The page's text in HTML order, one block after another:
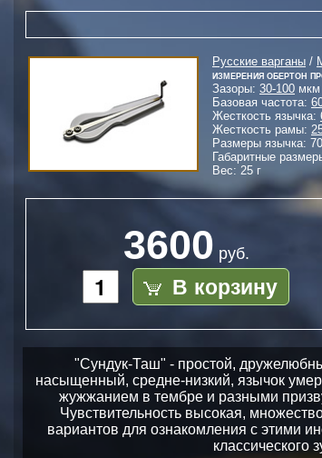
Русские варганы /
Измерения Обертон
Зазоры: 30-100 мкм
Базовая частота:
Жесткость язычка:
Жесткость рамы:
Размеры язычка: 70
Габаритные
Вес: 25 г
3600 руб.
В корзину
"Сундук-Таш" - простой,
насыщенный, средне-низкий, язычок
жужжанием в тембре и разными
Чувствительность высокая,
вариантов для ознакомления с этими
классического